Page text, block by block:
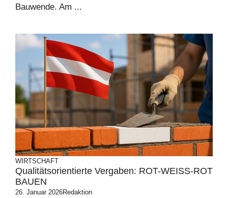
Bauwende. Am ...
WIRTSCHAFT
Qualitätsorientierte Vergaben: ROT-WEISS-ROT
BAUEN
26. Januar 2026Redaktion